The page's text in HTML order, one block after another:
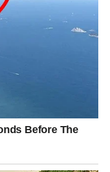
raspoloženje.
mirniji period.